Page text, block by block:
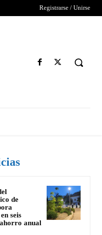
Registrarse / Unirse
de
seis
anual